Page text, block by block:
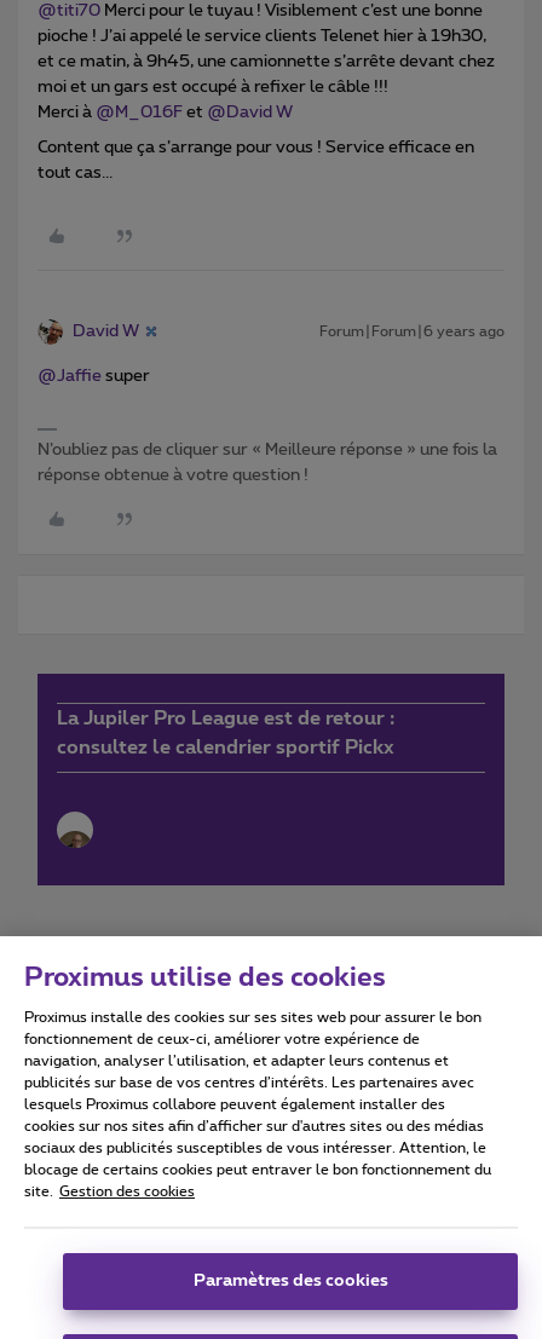
@titi70 Merci pour le tuyau ! Visiblement c’est une bonne
pioche ! J’ai appelé le service clients Telenet hier à 19h30,
et ce matin, à 9h45, une camionnette s’arrête devant chez
moi et un gars est occupé à refixer le câble !!!
Merci à @M_016F et @David W
Content que ça s’arrange pour vous ! Service efficace en
tout cas...
David W Forum|Forum|6 years ago
@Jaffie super
N’oubliez pas de cliquer sur « Meilleure réponse » une fois la
réponse obtenue à votre question !
La Jupiler Pro League est de retour :
consultez le calendrier sportif Pickx
Conditions d'utilisation Accessibility statement
Tous droits réservés. © 2026
Conditions générales, info consommateur
Coordonnées de l’entreprise
Boulevard du Roi Albert II 27 - B-1030 Bruxelles.
Proximus utilise des cookies
Proximus installe des cookies sur ses sites web pour assurer le bon
fonctionnement de ceux-ci, améliorer votre expérience de
navigation, analyser l’utilisation, et adapter leurs contenus et
publicités sur base de vos centres d’intérêts. Les partenaires avec
lesquels Proximus collabore peuvent également installer des
cookies sur nos sites afin d’afficher sur d'autres sites ou des médias
sociaux des publicités susceptibles de vous intéresser. Attention, le
blocage de certains cookies peut entraver le bon fonctionnement du
site.
Gestion des cookies
Paramètres des cookies